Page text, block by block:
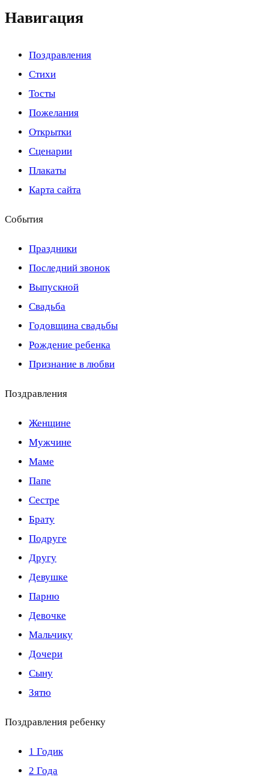
Навигация
Поздравления
Стихи
Тосты
Пожелания
Открытки
Сценарии
Плакаты
Карта сайта
События
Праздники
Последний звонок
Выпускной
Свадьба
Годовщина свадьбы
Рождение ребенка
Признание в любви
Поздравления
Женщине
Мужчине
Маме
Папе
Сестре
Брату
Подруге
Другу
Девушке
Парню
Девочке
Мальчику
Дочери
Сыну
Зятю
Поздравления ребенку
1 Годик
2 Года